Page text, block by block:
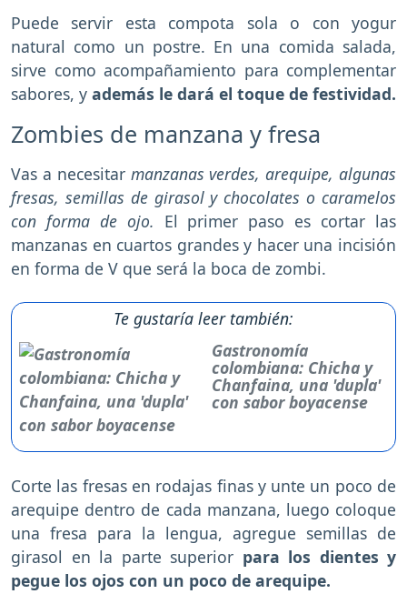
Puede servir esta compota sola o con yogur
natural como un postre. En una comida salada,
sirve como acompañamiento para complementar
sabores, y además le dará el toque de festividad.
Zombies de manzana y fresa
Vas a necesitar manzanas verdes, arequipe, algunas
fresas, semillas de girasol y chocolates o caramelos
con forma de ojo. El primer paso es cortar las
manzanas en cuartos grandes y hacer una incisión
en forma de V que será la boca de zombi.
Te gustaría leer también:
Gastronomía
colombiana: Chicha y
Chanfaina, una 'dupla'
con sabor boyacense
Corte las fresas en rodajas finas y unte un poco de
arequipe dentro de cada manzana, luego coloque
una fresa para la lengua, agregue semillas de
girasol en la parte superior para los dientes y
pegue los ojos con un poco de arequipe.